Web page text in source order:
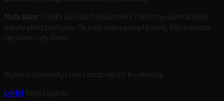
Nuta Bazy: Ciepła wanilia, fasola tonka i bursztyn wzmacniają
trwały efekt perfumu. Te nuty tworzą ciepłą aurę, która otacza
cię przez cały dzień.
Wybierz produkty Loris i ciesz się ich trwałością.
Loris! Twój zapach.